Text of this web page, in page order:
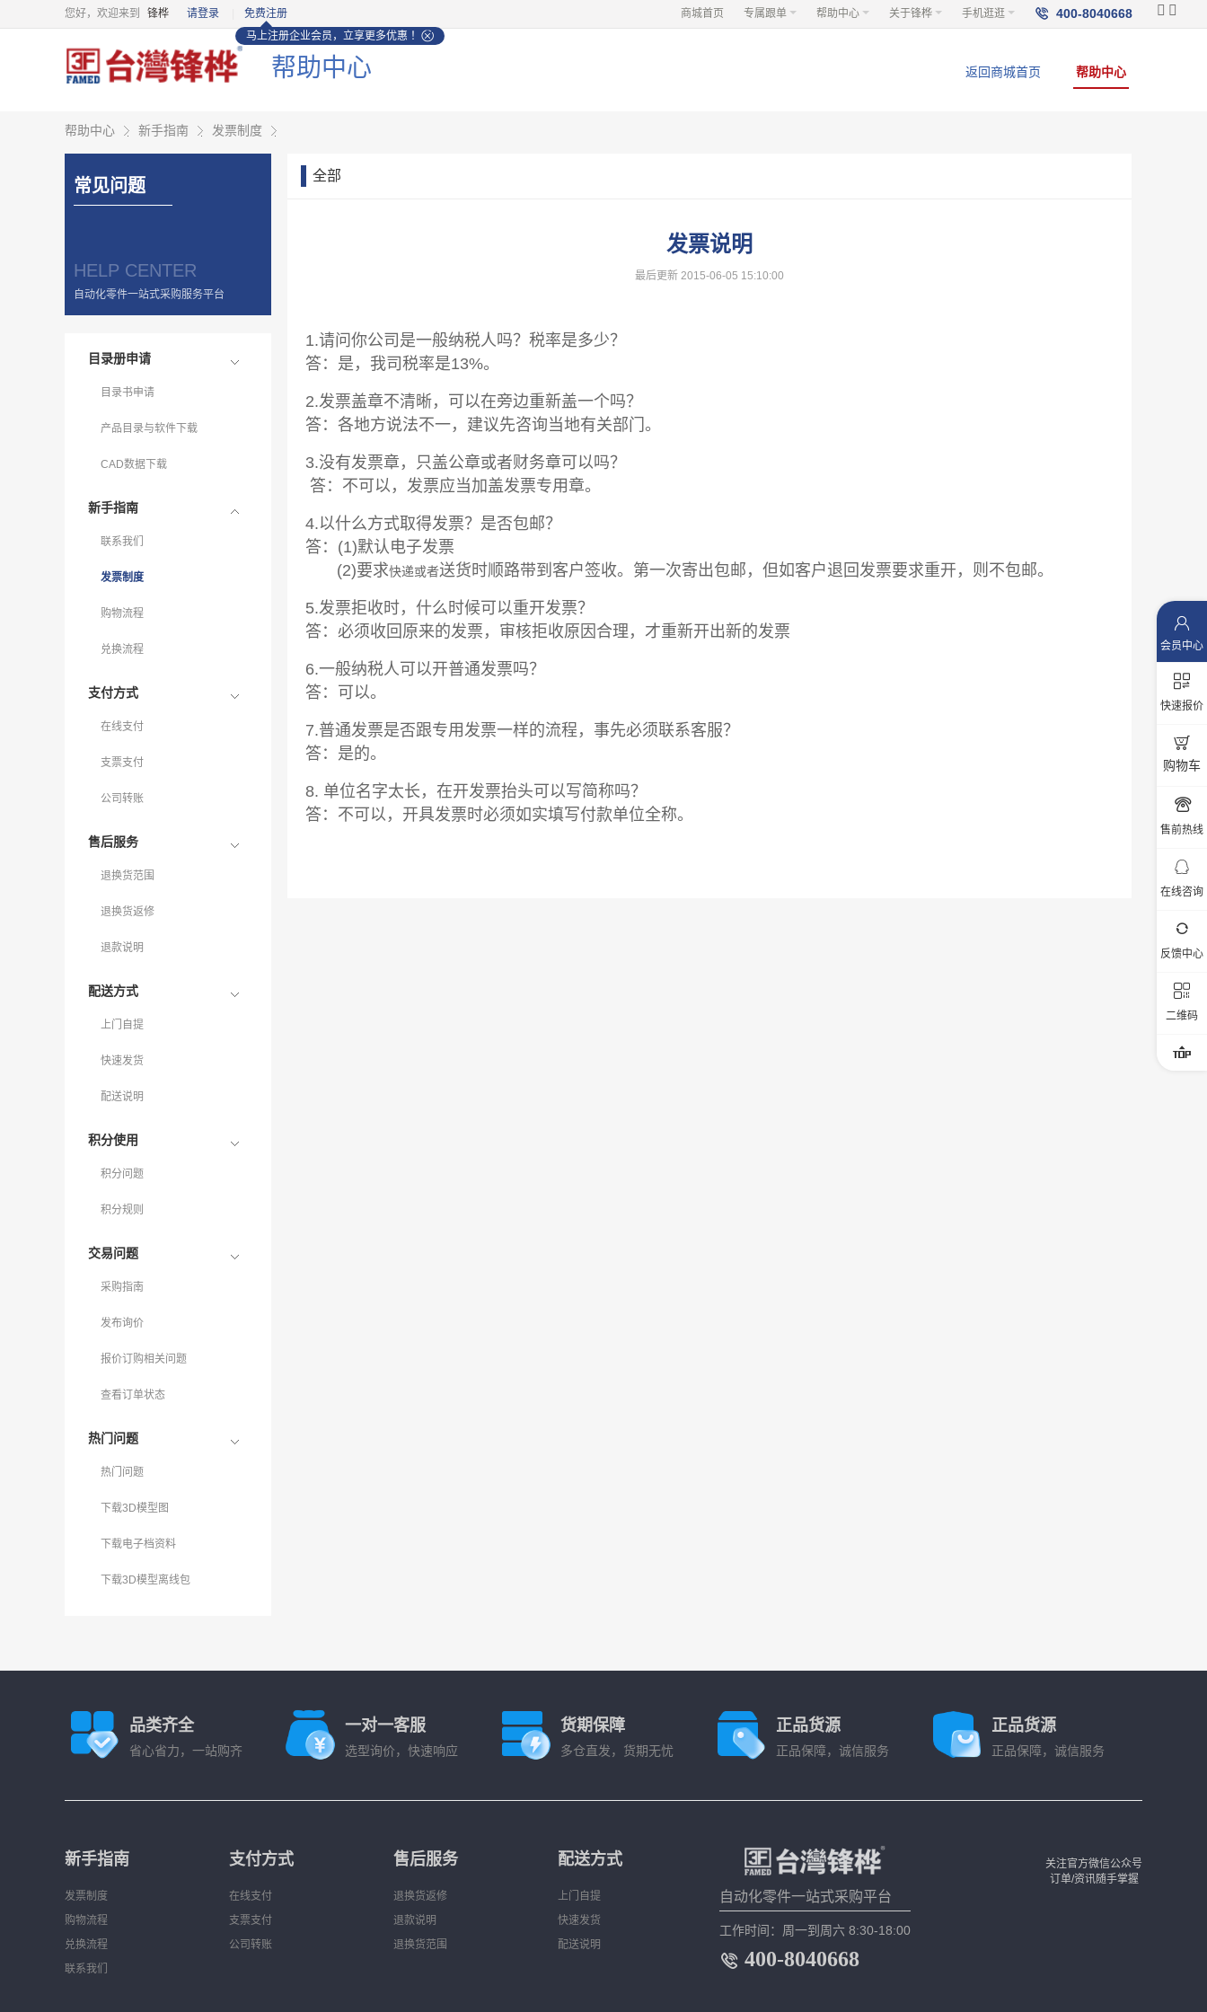
您好，欢迎来到 锋桦 请登录
免费注册
马上注册企业会员，立享更多优惠 ！ 
商城首页 专属跟单 帮助中心 关于锋桦 手机逛逛  400-8040668

会员中心
๯
快速报价

购物车

售前热线

在线咨询

反馈中心
󦜀
二维码

 
帮助中心 返回商城首页 帮助中心
帮助中心 新手指南 发票制度
常见问题
HELP CENTER
自动化零件一站式采购服务平台
目录册申请
目录书申请
产品目录与软件下载
CAD数据下载
新手指南
联系我们
发票制度
购物流程
兑换流程
支付方式
在线支付
支票支付
公司转账
售后服务
退换货范围
退换货返修
退款说明
配送方式
上门自提
快速发货
配送说明
积分使用
积分问题
积分规则
交易问题
采购指南
发布询价
报价订购相关问题
查看订单状态
热门问题
热门问题
下载3D模型图
下载电子档资料
下载3D模型离线包
全部
发票说明
最后更新 2015-06-05 15:10:00
1.请问你公司是一般纳税人吗？税率是多少？
答：是，我司税率是13%。
2.发票盖章不清晰，可以在旁边重新盖一个吗？
答：各地方说法不一，建议先咨询当地有关部门。
3.没有发票章，只盖公章或者财务章可以吗？
答：不可以，发票应当加盖发票专用章。
4.以什么方式取得发票？是否包邮？
答：(1)默认电子发票
(2)要求快递或者送货时顺路带到客户签收。第一次寄出包邮，但如客户退回发票要求重开，则不包邮。
5.发票拒收时，什么时候可以重开发票？
答：必须收回原来的发票，审核拒收原因合理，才重新开出新的发票
6.一般纳税人可以开普通发票吗？
答：可以。
7.普通发票是否跟专用发票一样的流程，事先必须联系客服？
答：是的。
8. 单位名字太长，在开发票抬头可以写简称吗？
答：不可以，开具发票时必须如实填写付款单位全称。
品类齐全
省心省力，一站购齐
一对一客服
选型询价，快速响应
货期保障
多仓直发，货期无忧
正品货源
正品保障，诚信服务
正品货源
正品保障，诚信服务
新手指南
发票制度
购物流程
兑换流程
联系我们
支付方式
在线支付
支票支付
公司转账
售后服务
退换货返修
退款说明
退换货范围
配送方式
上门自提
快速发货
配送说明
自动化零件一站式采购平台
工作时间：周一到周六 8:30-18:00
 400-8040668
关注官方微信公众号
订单/资讯随手掌握